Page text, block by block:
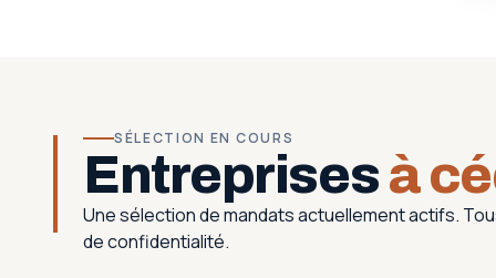
SÉLECTION EN COURS
Entreprisesà
Une sélection de mandats actuellement actifs.
de confidentialité.